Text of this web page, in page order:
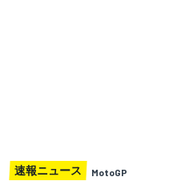
速報ニュース MotoGP